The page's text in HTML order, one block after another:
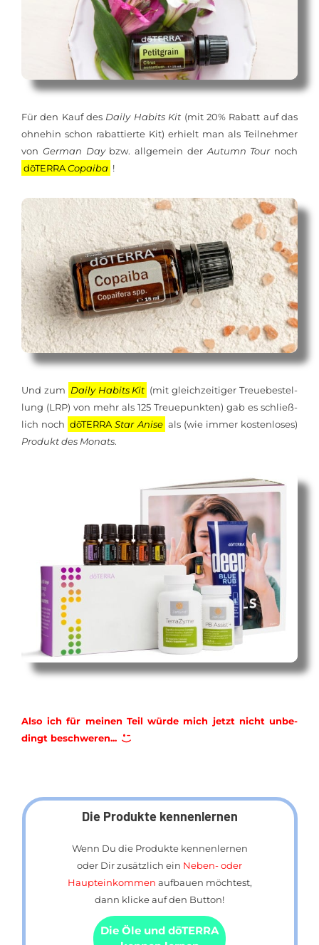
Für den Kauf des Dai­ly Ha­bits Kit (mit 20% Ra­batt auf das
oh­ne­hin schon ra­bat­tier­te Kit) er­hielt man als Teil­neh­mer
von Ger­man Daybzw. all­ge­mein der Autumn Tournoch
dōTERRACo­pa­i­ba !
Und zum Dai­ly Ha­bits Kit (mit gleich­zei­ti­ger Treue­bestel­
lung (LRP) von mehr als 125 Treue­punk­ten) gab es schließ­
lich noch dōTERRAStar Anise als (wie im­mer kos­ten­lo­ses)
Pro­dukt des Mo­nats.
Al­so ich für mei­nen Teil wür­de mich jetzt nicht un­be­
dingt be­schwe­ren...
Die Produkte kennenlernen
Wenn Du die Pro­duk­te ken­nen­ler­nen
oder Dir zu­sätz­lich ein Neben- oder
Haupt­ein­kom­men auf­bau­en möch­test,
dann kli­cke auf den But­ton!
Die Öle und dōTERRA